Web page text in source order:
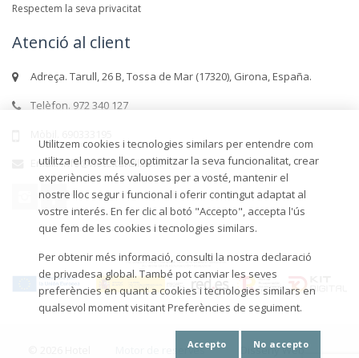
Respectem la seva privacitat
Atenció al client
Adreça. Tarull, 26 B, Tossa de Mar (17320), Girona, España.
Telèfon. 972 340 127
Email. info@hoteltarull.com
Motor de reserves
Disseny Web
Utilitzem cookies i tecnologies similars per entendre com
utilitza el nostre lloc, optimitzar la seva funcionalitat, crear
experiències més valuoses per a vosté, mantenir el
nostre lloc segur i funcional i oferir contingut adaptat al
vostre interés. En fer clic al botó "Accepto", accepta l'ús
que fem de les cookies i tecnologies similars.
Per obtenir més informació, consulti la nostra declaració
de privadesa global. També pot canviar les seves
preferències en quant a cookies i tecnologies similars en
qualsevol moment visitant Preferències de seguiment.
Accepto No accepto